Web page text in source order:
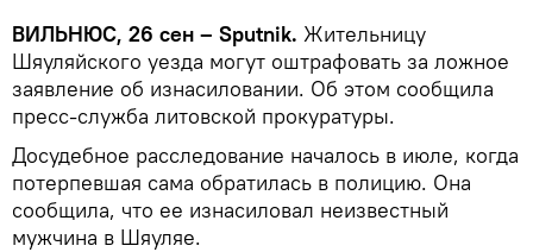
ВИЛЬНЮС, 26 сен – Sputnik. Жительницу
Шяуляйского уезда могут оштрафовать за ложное
заявление об изнасиловании. Об этом сообщила
пресс-служба литовской прокуратуры.
Досудебное расследование началось в июле, когда
потерпевшая сама обратилась в полицию. Она
сообщила, что ее изнасиловал неизвестный
мужчина в Шяуляе.